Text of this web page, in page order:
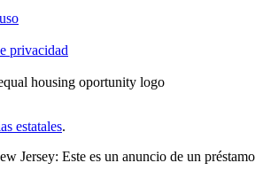
privacidad
estatales.
Jersey: Este es un anuncio de un préstamo